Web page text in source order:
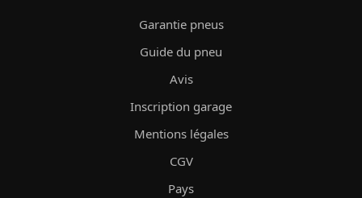
Garantie pneus
Guide du pneu
Avis
Inscription garage
Mentions légales
CGV
Pays